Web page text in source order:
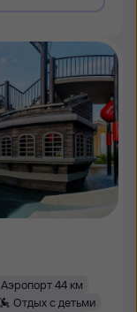
Аэропорт 44 км
Отдых с детьми